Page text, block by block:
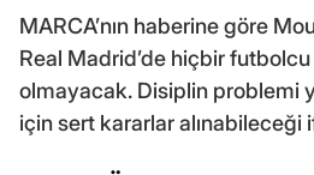
MARCA’nın haberine göre
Real Madrid’de hiçbir
olmayacak. Disiplin problemi
için sert kararlar alınabileceği